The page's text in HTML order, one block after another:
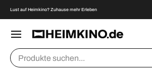
↵Zum Inhalt springen
↵Zum Menü springen
↵Fußzeile springen
↵Barrierefreiheits-Widget öffnen
DIREKT ZUM INHALT
Lust auf Heimkino? Zuhause mehr Erleben
Suchen